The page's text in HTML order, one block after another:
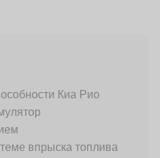
Киа Рио
впрыска топлива